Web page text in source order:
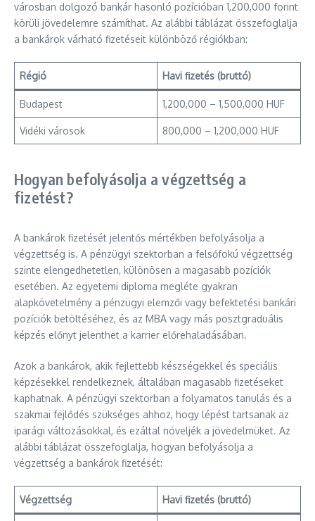
városban dolgozó bankár hasonló pozícióban 1,200,000 forint
körüli jövedelemre számíthat. Az alábbi táblázat összefoglalja
a bankárok várható fizetéseit különböző régiókban:
Régió Havi fizetés (bruttó)
Budapest 1,200,000 – 1,500,000 HUF
Vidéki városok 800,000 – 1,200,000 HUF
Hogyan befolyásolja a végzettség a
fizetést?
A bankárok fizetését jelentős mértékben befolyásolja a
végzettség is. A pénzügyi szektorban a felsőfokú végzettség
szinte elengedhetetlen, különösen a magasabb pozíciók
esetében. Az egyetemi diploma megléte gyakran
alapkövetelmény a pénzügyi elemzői vagy befektetési bankári
pozíciók betöltéséhez, és az MBA vagy más posztgraduális
képzés előnyt jelenthet a karrier előrehaladásában.
Azok a bankárok, akik fejlettebb készségekkel és speciális
képzésekkel rendelkeznek, általában magasabb fizetéseket
kaphatnak. A pénzügyi szektorban a folyamatos tanulás és a
szakmai fejlődés szükséges ahhoz, hogy lépést tartsanak az
iparági változásokkal, és ezáltal növeljék a jövedelmüket. Az
alábbi táblázat összefoglalja, hogyan befolyásolja a
végzettség a bankárok fizetését:
Végzettség Havi fizetés (bruttó)